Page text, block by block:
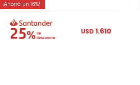
16
USD 1.610